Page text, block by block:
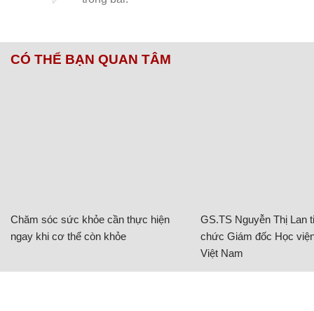
CÓ THỂ BẠN QUAN TÂM
Chăm sóc sức khỏe cần thực hiện
ngay khi cơ thể còn khỏe
GS.TS Nguyễn Thị Lan
chức Giám đốc Học
Việt Nam